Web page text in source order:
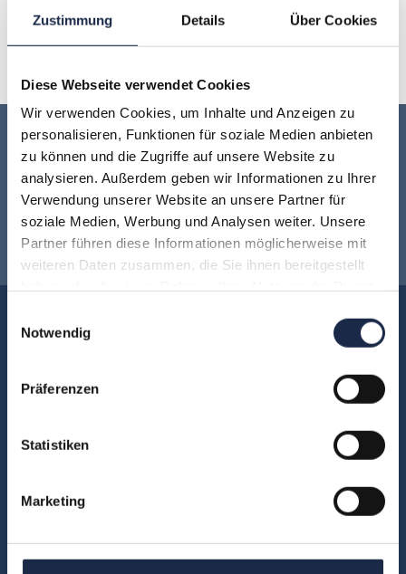
Zustimmung Details Über Cookies
Diese Webseite verwendet Cookies
Wir verwenden Cookies, um Inhalte und Anzeigen zu
personalisieren, Funktionen für soziale Medien anbieten
zu können und die Zugriffe auf unsere Website zu
analysieren. Außerdem geben wir Informationen zu Ihrer
Verwendung unserer Website an unsere Partner für
soziale Medien, Werbung und Analysen weiter. Unsere
Partner führen diese Informationen möglicherweise mit
weiteren Daten zusammen, die Sie ihnen bereitgestellt
Notwendig
Präferenzen
Statistiken
Marketing
Schreibwerkstatt: Professionelle Texterstellung – Ein
Keine Veranstaltung mehr verpassen:
Jetzt für denMVFP Akademie
Newsletter anmelden!
Abo & Subscription